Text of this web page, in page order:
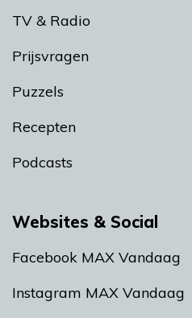
TV & Radio
Prijsvragen
Puzzels
Recepten
Podcasts
Websites & Social
Facebook MAX Vandaag
Instagram MAX Vandaag